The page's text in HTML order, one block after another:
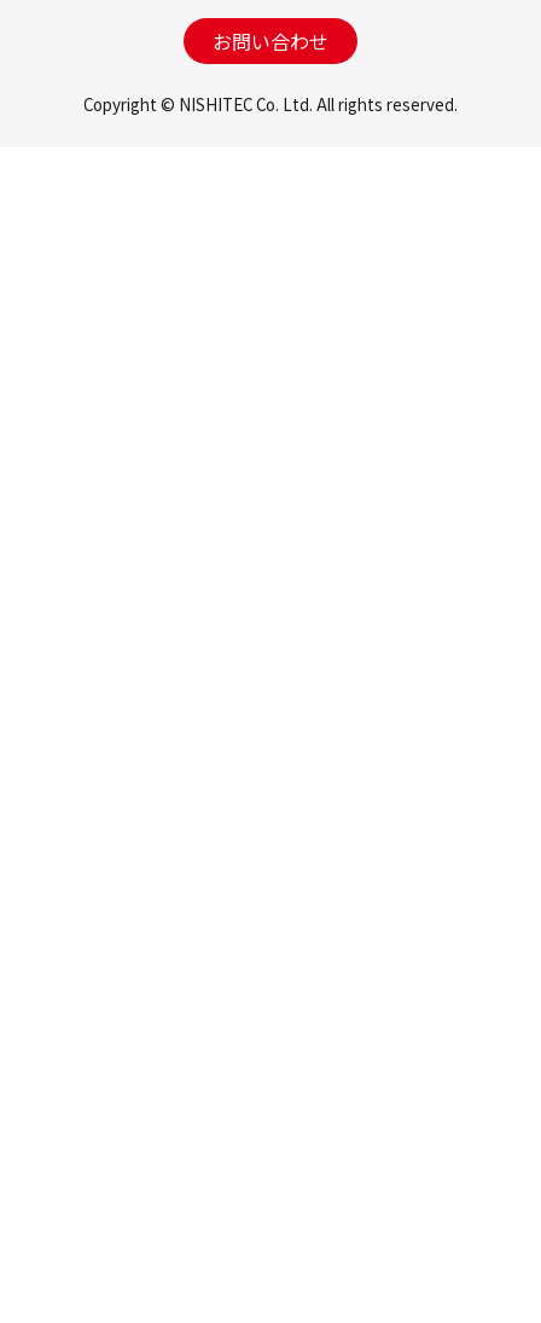
お問い合わせ
Copyright © NISHITEC Co. Ltd. All rights reserved.